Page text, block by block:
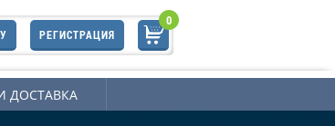
0
РЕГИСТРАЦИЯ
ДОСТАВКА